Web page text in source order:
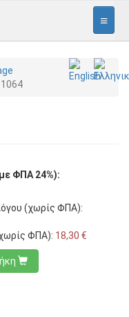
ΦΠΑ 24%):
(χωρίς ΦΠΑ):
ΦΠΑ): 18,30 €